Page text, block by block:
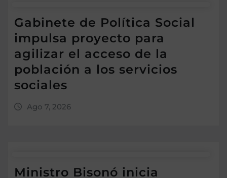
Gabinete de Política Social
impulsa proyecto para
agilizar el acceso de la
población a los servicios
sociales
Ago 7, 2026
Ministro Bisonó inicia